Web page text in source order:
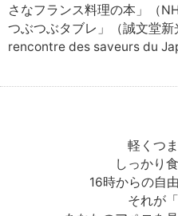
さなフランス料理の本」（
つぶつぶタブレ」（誠文堂
rencontre des saveurs du
軽くつ
しっかり
16時からの自
それが